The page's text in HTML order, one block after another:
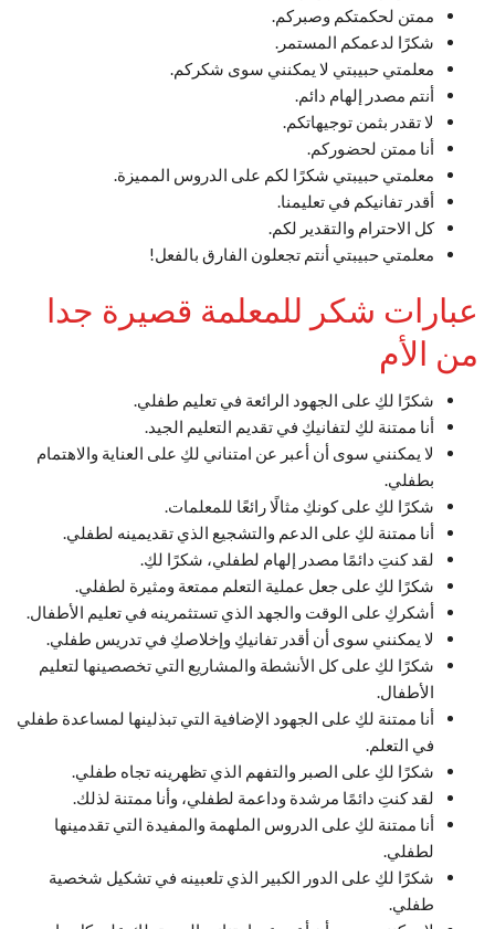
ممتن لحكمتكم وصبركم.
شكرًا لدعمكم المستمر.
معلمتي حبيبتي لا يمكنني سوى شكركم.
أنتم مصدر إلهام دائم.
لا تقدر بثمن توجيهاتكم.
أنا ممتن لحضوركم.
معلمتي حبيبتي شكرًا لكم على الدروس المميزة.
أقدر تفانيكم في تعليمنا.
كل الاحترام والتقدير لكم.
معلمتي حبيبتي أنتم تجعلون الفارق بالفعل!
عبارات شكر للمعلمة قصيرة جدا
من الأم
شكرًا لكِ على الجهود الرائعة في تعليم طفلي.
أنا ممتنة لكِ لتفانيكِ في تقديم التعليم الجيد.
لا يمكنني سوى أن أعبر عن امتناني لكِ على العناية والاهتمام
بطفلي.
شكرًا لكِ على كونكِ مثالًا رائعًا للمعلمات.
أنا ممتنة لكِ على الدعم والتشجيع الذي تقديمينه لطفلي.
لقد كنتِ دائمًا مصدر إلهام لطفلي، شكرًا لكِ.
شكرًا لكِ على جعل عملية التعلم ممتعة ومثيرة لطفلي.
أشكركِ على الوقت والجهد الذي تستثمرينه في تعليم الأطفال.
لا يمكنني سوى أن أقدر تفانيكِ وإخلاصكِ في تدريس طفلي.
شكرًا لكِ على كل الأنشطة والمشاريع التي تخصصينها لتعليم
الأطفال.
أنا ممتنة لكِ على الجهود الإضافية التي تبذلينها لمساعدة طفلي
في التعلم.
شكرًا لكِ على الصبر والتفهم الذي تظهرينه تجاه طفلي.
لقد كنتِ دائمًا مرشدة وداعمة لطفلي، وأنا ممتنة لذلك.
أنا ممتنة لكِ على الدروس الملهمة والمفيدة التي تقدمينها
لطفلي.
شكرًا لكِ على الدور الكبير الذي تلعبينه في تشكيل شخصية
طفلي.